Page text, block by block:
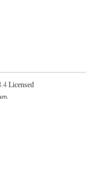
Licensed